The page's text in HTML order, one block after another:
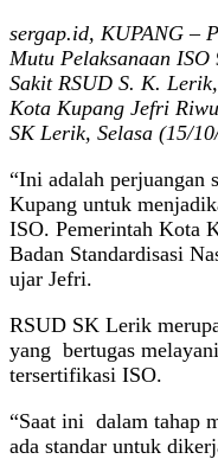
sergap.id, KUPANG –
Mutu Pelaksanaan
Sakit RSUD S. K.
Kota Kupang Jefri
SK Lerik, Selasa (15/
“Ini adalah perjuangan
Kupang untuk
ISO. Pemerintah Kota
Badan Standardisasi
ujar Jefri.
RSUD SK Lerik
yang bertugas
tersertifikasi ISO.
“Saat ini dalam tahap
ada standar untuk